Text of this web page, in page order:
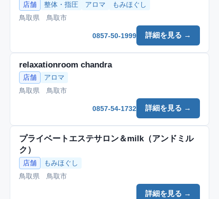
店舗 整体・指圧 アロマ
もみほぐし
鳥取県 鳥取市
詳細を見る →
0857-50-1999
relaxationroom chandra
店舗
アロマ
鳥取県 鳥取市
詳細を見る →
0857-54-1732
プライベートエステサロン＆milk（アンドミル
ク）
店舗
もみほぐし
鳥取県 鳥取市
詳細を見る →